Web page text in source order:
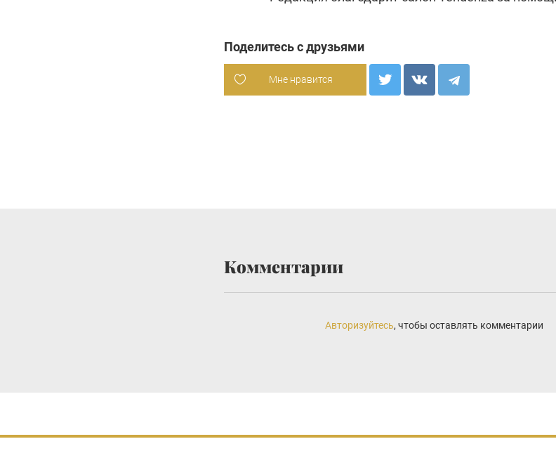
Поделитесь с друзьями
Мне нравится
Комментарии
Авторизуйтесь, чтобы оставлять комментарии